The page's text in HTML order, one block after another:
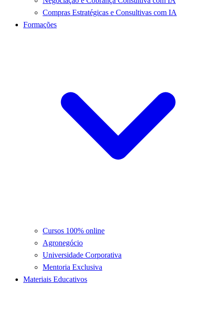
Compras Estratégicas e Consultivas com IA
Formações
Cursos 100% online
Agronegócio
Universidade Corporativa
Mentoria Exclusiva
Materiais Educativos